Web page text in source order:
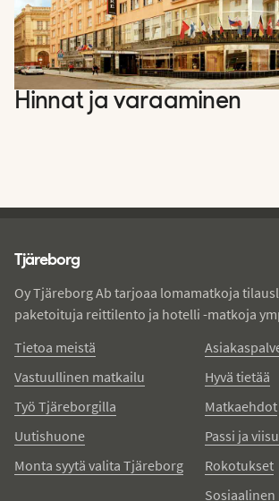
Hinnat ja varaaminen
Tjäreborg
Oy Tjäreborg Ab tarjoaa lomamatkoja
paketoituja reittilento ja hotelli -matkoja
Tietoa meistä
Vastuullinen matkailu
Työ Tjäreborgilla
Uutishuone
Monta syytä valita Tjäreborg
Hyvä tietää
Matkaehdot
Passi ja
Rokotukset
Sosiaalinen